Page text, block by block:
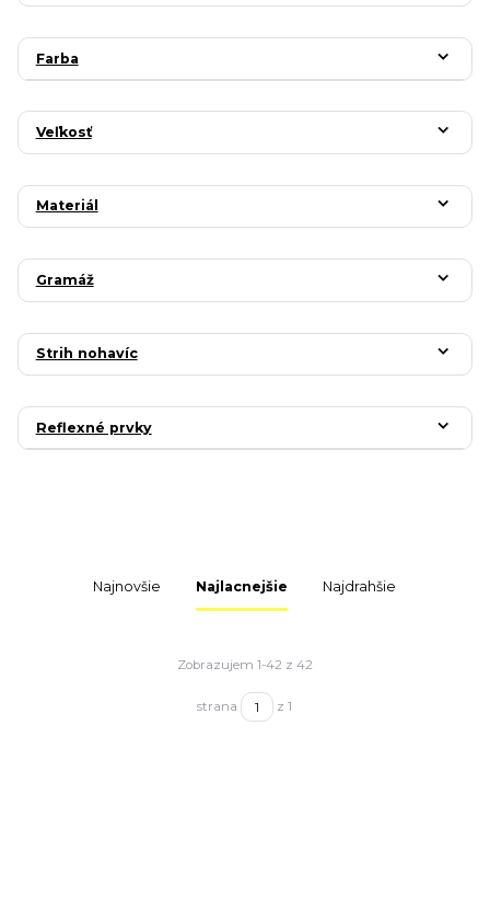
Farba
Veľkosť
Materiál
Gramáž
Strih nohavíc
Reflexné prvky
Najnovšie Najlacnejšie Najdrahšie
Zobrazujem 1-42 z 42
strana z 1